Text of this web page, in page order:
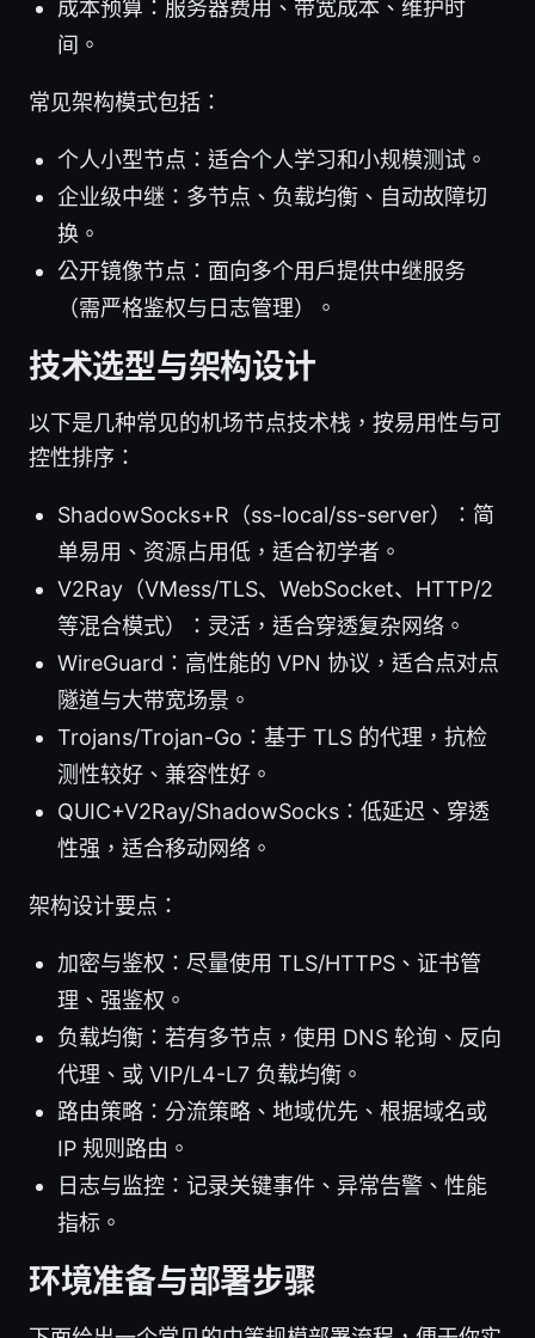
成本预算：服务器费用、带宽成本、维护时
间。
常见架构模式包括：
个人小型节点：适合个人学习和小规模测试。
企业级中继：多节点、负载均衡、自动故障切
换。
公开镜像节点：面向多个用户提供中继服务
（需严格鉴权与日志管理）。
技术选型与架构设计
以下是几种常见的机场节点技术栈，按易用性与可
控性排序：
ShadowSocks+R（ss-local/ss-server）：简
单易用、资源占用低，适合初学者。
V2Ray（VMess/TLS、WebSocket、HTTP/2
等混合模式）：灵活，适合穿透复杂网络。
WireGuard：高性能的 VPN 协议，适合点对点
隧道与大带宽场景。
Trojans/Trojan-Go：基于 TLS 的代理，抗检
测性较好、兼容性好。
QUIC+V2Ray/ShadowSocks：低延迟、穿透
性强，适合移动网络。
架构设计要点：
加密与鉴权：尽量使用 TLS/HTTPS、证书管
理、强鉴权。
负载均衡：若有多节点，使用 DNS 轮询、反向
代理、或 VIP/L4-L7 负载均衡。
路由策略：分流策略、地域优先、根据域名或
IP 规则路由。
日志与监控：记录关键事件、异常告警、性能
指标。
环境准备与部署步骤